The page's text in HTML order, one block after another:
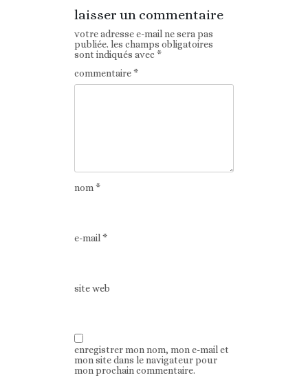
laisser un commentaire
votre adresse e-mail ne sera pas
publiée. les champs obligatoires
sont indiqués avec*
commentaire*
nom*
e-mail*
site web
enregistrer mon nom, mon e-mail et
mon site dans le navigateur pour
mon prochain commentaire.